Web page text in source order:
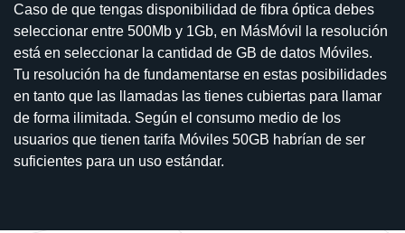
Caso de que tengas disponibilidad de fibra óptica debes
seleccionar entre 500Mb y 1Gb, en MásMóvil la resolución
está en seleccionar la cantidad de GB de datos Móviles.
Tu resolución ha de fundamentarse en estas posibilidades
en tanto que las llamadas las tienes cubiertas para llamar
de forma ilimitada. Según el consumo medio de los
usuarios que tienen tarifa Móviles 50GB habrían de ser
suficientes para un uso estándar.